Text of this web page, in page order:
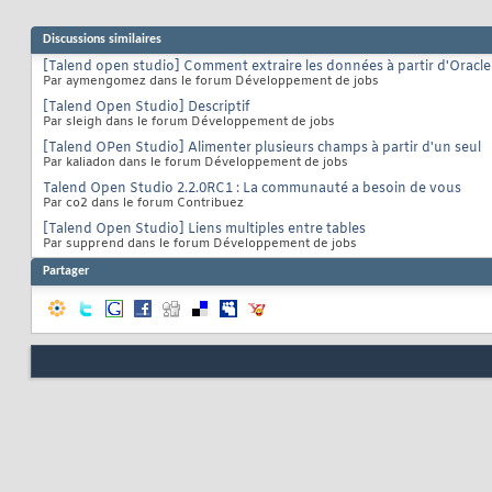
Discussions similaires
[Talend open studio] Comment extraire les données à partir d'Oracle
Par aymengomez dans le forum Développement de jobs
[Talend Open Studio] Descriptif
Par sleigh dans le forum Développement de jobs
[Talend OPen Studio] Alimenter plusieurs champs à partir d'un seul
Par kaliadon dans le forum Développement de jobs
Talend Open Studio 2.2.0RC1 : La communauté a besoin de vous
Par co2 dans le forum Contribuez
[Talend Open Studio] Liens multiples entre tables
Par supprend dans le forum Développement de jobs
Partager